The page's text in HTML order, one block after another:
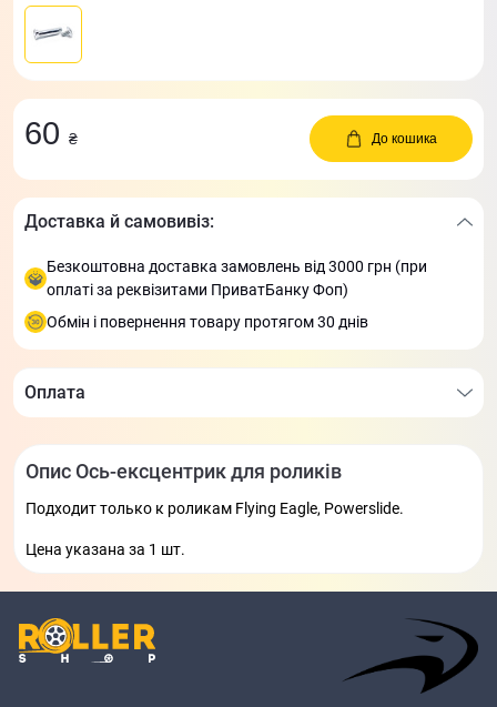
60 ₴ До кошика
Доставка й самовивіз:
Безкоштовна доставка замовлень від 3000 грн (при
оплаті за реквізитами ПриватБанку Фоп)
Обмін і повернення товару протягом 30 днів
Оплата
Опис Ось-ексцентрик для роликів
Подходит только к роликам Flying Eagle, Powerslide.
Цена указана за 1 шт.